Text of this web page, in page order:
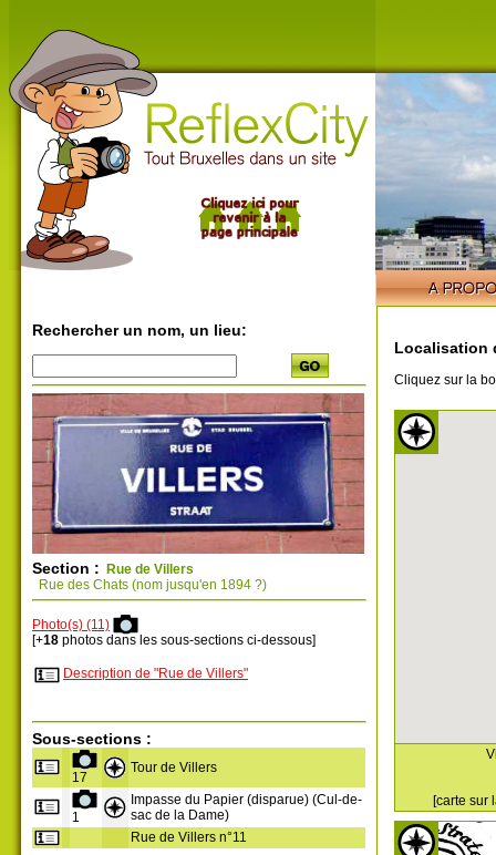
Rechercher un nom, un lieu:
Section : Rue de Villers
Rue des Chats (nom jusqu'en 1894 ?)
Photo(s) (11)
[+18 photos dans les sous-sections ci-dessous]
Description de "Rue de Villers"
Sous-sections :
17
Tour de Villers
1
Impasse du Papier (disparue) (Cul-de-
sac de la Dame)
Rue de Villers n°11
Localisation
Cliquez sur la
[carte sur